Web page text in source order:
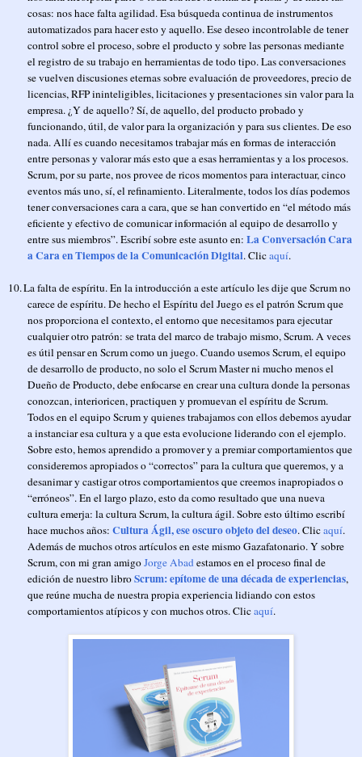
cosas: nos hace falta agilidad. Esa búsqueda continua de instrumentos
automatizados para hacer esto y aquello. Ese deseo incontrolable de tener
control sobre el proceso, sobre el producto y sobre las personas mediante
el registro de su trabajo en herramientas de todo tipo. Las conversaciones
se vuelven discusiones eternas sobre evaluación de proveedores, precio de
licencias, RFP ininteligibles, licitaciones y presentaciones sin valor para la
empresa. ¿Y de aquello? Sí, de aquello, del producto probado y
funcionando, útil, de valor para la organización y para sus clientes. De eso
nada. Allí es cuando necesitamos trabajar más en formas de interacción
entre personas y valorar más esto que a esas herramientas y a los procesos.
Scrum, por su parte, nos provee de ricos momentos para interactuar, cinco
eventos más uno, sí, el refinamiento. Literalmente, todos los días podemos
tener conversaciones cara a cara, que se han convertido en “el método más
eficiente y efectivo de comunicar información al equipo de desarrollo y
entre sus miembros”. Escribí sobre este asunto en: La Conversación Cara
a Cara en Tiempos de la Comunicación Digital. Clicaquí.
10.La falta de espíritu. En la introducción a este artículo les dije que Scrum no
carece de espíritu. De hecho el Espíritu del Juego es el patrón Scrum que
nos proporciona el contexto, el entorno que necesitamos para ejecutar
cualquier otro patrón: se trata del marco de trabajo mismo, Scrum. A veces
es útil pensar en Scrum como un juego. Cuando usemos Scrum, el equipo
de desarrollo de producto, no solo el Scrum Master ni mucho menos el
Dueño de Producto, debe enfocarse en crear una cultura donde la personas
conozcan, interioricen, practiquen y promuevan el espíritu de Scrum.
Todos en el equipo Scrum y quienes trabajamos con ellos debemos ayudar
a instanciar esa cultura y a que esta evolucione liderando con el ejemplo.
Sobre esto, hemos aprendido a promover y a premiar comportamientos que
consideremos apropiados o “correctos” para la cultura que queremos, y a
desanimar y castigar otros comportamientos que creemos inapropiados o
“erróneos”. En el largo plazo, esto da como resultado que una nueva
cultura emerja: la cultura Scrum, la cultura ágil. Sobre esto último escribí
hace muchos años: Cultura Ágil, ese oscuro objeto del deseo. Clicaquí.
Además de muchos otros artículos en este mismo Gazafatonario. Y sobre
Scrum, con mi gran amigoJorge Abadestamos en el proceso final de
edición de nuestro libroScrum: epítome de una década de experiencias,
que reúne mucha de nuestra propia experiencia lidiando con estos
comportamientos atípicos y con muchos otros. Clicaquí.